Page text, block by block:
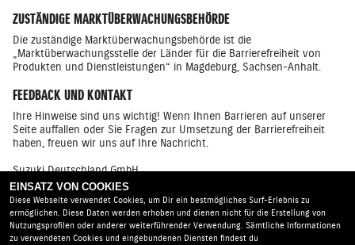
ZUSTÄNDIGE MARKTÜBERWACHUNGSBEHÖRDE
Die zuständige Marktüberwachungsbehörde ist die
„Marktüberwachungsstelle der Länder für die Barrierefreiheit von
Produkten und Dienstleistungen“ in Magdeburg, Sachsen-Anhalt.
FEEDBACK UND KONTAKT
Ihre Hinweise sind uns wichtig! Wenn Ihnen Barrieren auf unserer
Seite auffallen oder Sie Fragen zur Umsetzung der Barrierefreiheit
haben, freuen wir uns auf Ihre Nachricht.
Suzuki Deutschland GmbH
Barrierefreiheitsbeauftragte* r
Suzuki - Allee 7, 64625 Bensheim
Telefon: 06251 5700 - 380
E - Mail: kontakt@suzuki.de
EINSATZ VON COOKIES
Diese Webseite verwendet Cookies, um Dir ein bestmögliches Surf-Erlebnis zu
ermöglichen. Diese Daten werden erhoben und dienen nicht für die Erstellung von
Nutzungsprofilen oder anderer weiterführender Verwendung. Sämtliche Informationen
zu verwendeten Cookies und eingebundenen Diensten findest du